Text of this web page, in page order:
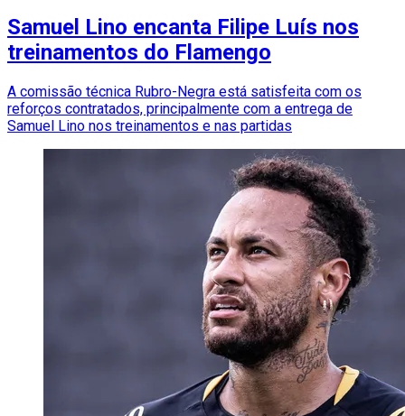
Samuel Lino encanta Filipe Luís nos
treinamentos do Flamengo
A comissão técnica Rubro-Negra está satisfeita com os
reforços contratados, principalmente com a entrega de
Samuel Lino nos treinamentos e nas partidas